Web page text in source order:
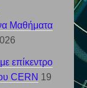
Μαθήματα
επίκεντρο
CERN 19